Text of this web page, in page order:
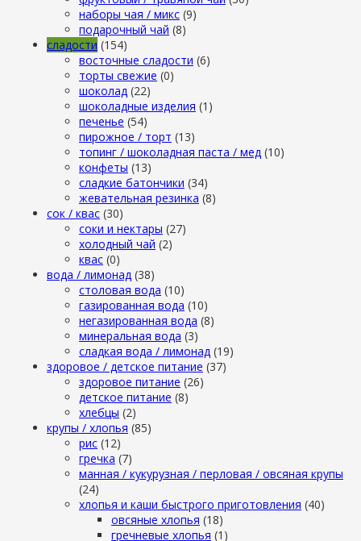
наборы чая / микс (9)
подарочный чай (8)
сладости (154)
восточные сладости (6)
торты свежие (0)
шоколад (22)
шоколадные изделия (1)
печенье (54)
пирожное / торт (13)
топинг / шоколадная паста / мед (10)
конфеты (13)
сладкие батончики (34)
жевательная резинка (8)
сок / квас (30)
соки и нектары (27)
холодный чай (2)
квас (0)
вода / лимонад (38)
столовая вода (10)
газированная вода (10)
негазированная вода (8)
минеральная вода (3)
сладкая вода / лимонад (19)
здоровое / детское питание (37)
здоровое питание (26)
детское питание (8)
хлебцы (2)
крупы / хлопья (85)
рис (12)
гречка (7)
манная / кукурузная / перловая / овсяная крупы
(24)
хлопья и каши быстрого приготовления (40)
овсяные хлопья (18)
гречневые хлопья (1)